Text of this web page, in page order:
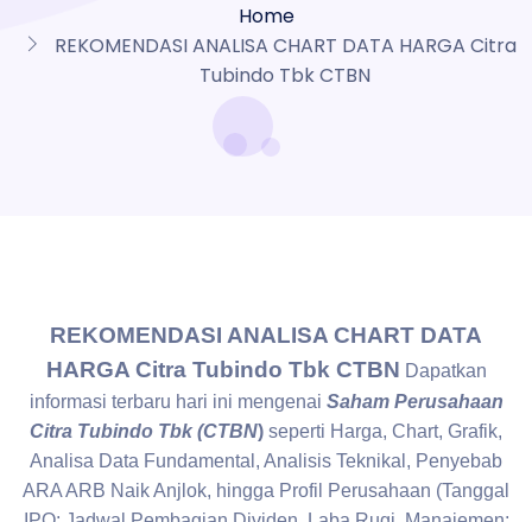
Home
REKOMENDASI ANALISA CHART DATA HARGA Citra
Tubindo Tbk CTBN
REKOMENDASI ANALISA CHART DATA
HARGA Citra Tubindo Tbk CTBN Dapatkan
informasi terbaru hari ini mengenai Saham Perusahaan
Citra Tubindo Tbk (CTBN) seperti Harga, Chart, Grafik,
Analisa Data Fundamental, Analisis Teknikal, Penyebab
ARA ARB Naik Anjlok, hingga Profil Perusahaan (Tanggal